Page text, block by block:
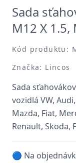
Sada
M12 X 1.5,
Kód produktu:
Značka: Lincos
Sada
vozidlá VW,
Mazda, Fiat,
Renault, Skoda,
🔵 Na